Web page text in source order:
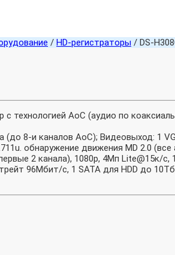
/ HD-регистраторы / DS-
технологией AoC (аудио по
(до 8-и каналов AoC); Видеовыход: 1
обнаружение движения MD 2.0
2 канала), 1080p, 4Мп Lite@15к/
96Мбит/с, 1 SATA для HDD до